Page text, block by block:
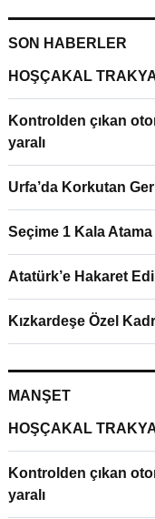
SON HABERLER
HOŞÇAKAL
Kontrolden çıkan
yaralı
Urfa’da Korkutan
Seçime 1 Kala Atama
Atatürk’e Hakaret
Kızkardeşe Özel
MANŞET
HOŞÇAKAL
Kontrolden çıkan
yaralı